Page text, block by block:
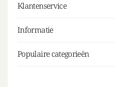
Klantenservice
Informatie
Populaire categorieën